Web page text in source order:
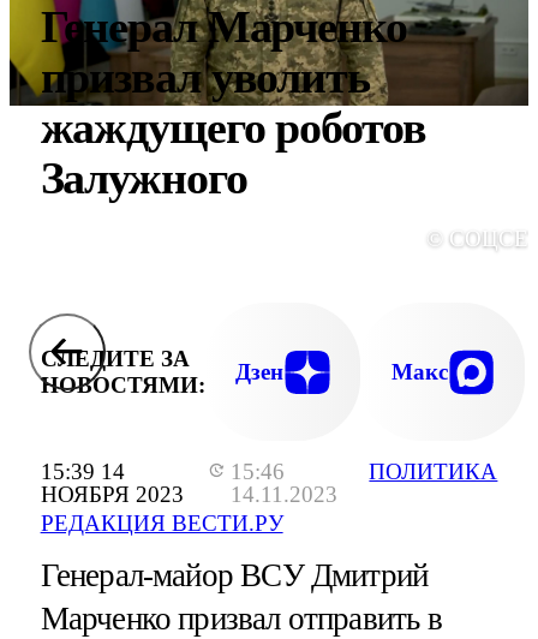
15:39 14
НОЯБРЯ 2023
15:46
14.11.2023
РЕДАКЦИЯ ВЕСТИ.РУ
ПОЛИТИКА
Генерал Марченко
призвал уволить
жаждущего роботов
Залужного
©
СЛЕДИТЕ ЗА
НОВОСТЯМИ:
Дзен Макс
Генерал-майор ВСУ Дмитрий
Марченко призвал отправить в